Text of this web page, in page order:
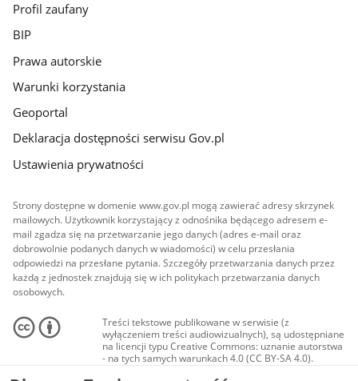
Profil zaufany
BIP
Prawa autorskie
Warunki korzystania
Geoportal
Deklaracja dostępności serwisu Gov.pl
Ustawienia prywatności
Strony dostępne w domenie www.gov.pl mogą zawierać adresy skrzynek
mailowych. Użytkownik korzystający z odnośnika będącego adresem e-
mail zgadza się na przetwarzanie jego danych (adres e-mail oraz
dobrowolnie podanych danych w wiadomości) w celu przesłania
odpowiedzi na przesłane pytania. Szczegóły przetwarzania danych przez
każdą z jednostek znajdują się w ich politykach przetwarzania danych
osobowych.
Treści tekstowe publikowane w serwisie (z
wyłączeniem treści audiowizualnych), są udostępniane
na licencji typu Creative Commons: uznanie autorstwa
- na tych samych warunkach 4.0 (CC BY-SA 4.0).
Materiały audiowizualne, w tym zdjęcia, materiały